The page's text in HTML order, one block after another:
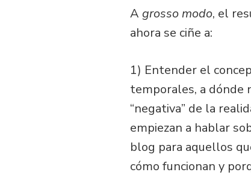
A grosso modo, el
ahora se ciñe a:
1) Entender el
temporales, a dónde
“negativa” de la
empiezan a hablar
blog para aquellos
cómo funcionan y